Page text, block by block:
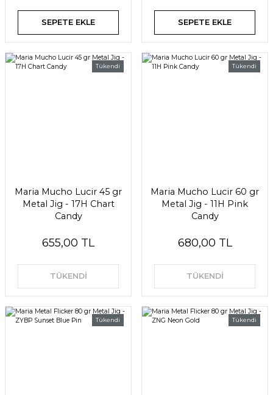
SEPETE EKLE SEPETE EKLE
Tükendi
Maria Mucho Lucir 45 gr
Metal Jig - 17H Chart
Candy
655,00 TL
TÜKENDİ
Tükendi
Maria Mucho Lucir 60 gr
Metal Jig - 11H Pink
Candy
680,00 TL
TÜKENDİ
Tükendi Tükendi